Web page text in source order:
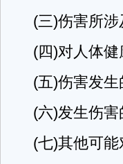
(三)伤害所涉
(四)对人体健
(五)伤害发生
(六)发生伤害
(七)其他可能